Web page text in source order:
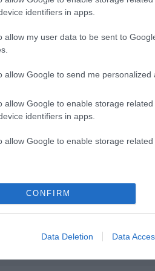
identifiers in apps.
allow my user data to be sent to
allow Google to send me personalized
allow Google to enable storage
identifiers in apps.
allow Google to enable storage
CONFIRM
Data Deletion Data
két évvel később a mesés
oldalán. Az amerikai
hónapig tartogatta a gyűrűt, míg
embernek van ideje felkészülni
feltette a kérdést –, de
Sprouse,boldogító igen,